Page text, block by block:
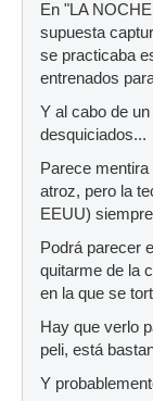
En "LA
supuesta
se practicaba
entrenados
Y al cabo de
desquiciados...
Parece
atroz, pero la
EEUU)
Podrá parecer
quitarme de la
en la que se
Hay que verlo
peli, está
Y